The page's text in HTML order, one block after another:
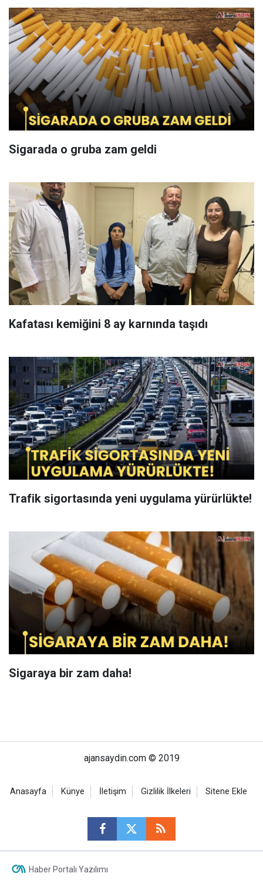
Sigarada o gruba zam geldi
Kafatası kemiğini 8 ay karnında taşıdı
Trafik sigortasında yeni uygulama yürürlükte!
Sigaraya bir zam daha!
ajansaydin.com © 2019
Anasayfa Künye İletişim Gizlilik İlkeleri Sitene Ekle
Haber Portalı Yazılımı